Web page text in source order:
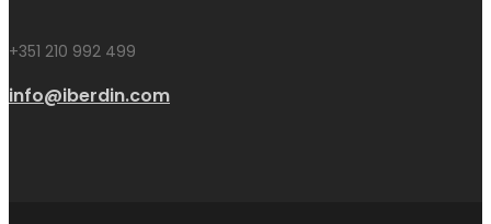
+351 210 992 499
info@iberdin.com